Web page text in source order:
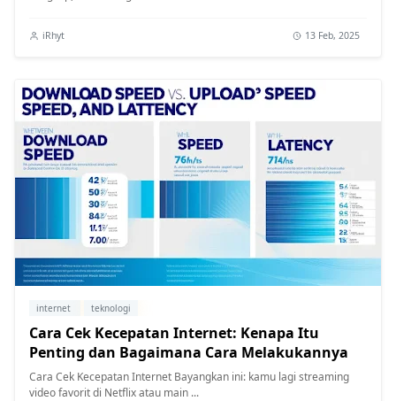
iRhyt 13 Feb, 2025
internet teknologi
Cara Cek Kecepatan Internet: Kenapa Itu
Penting dan Bagaimana Cara Melakukannya
Cara Cek Kecepatan Internet Bayangkan ini: kamu lagi streaming
video favorit di Netflix atau main ...